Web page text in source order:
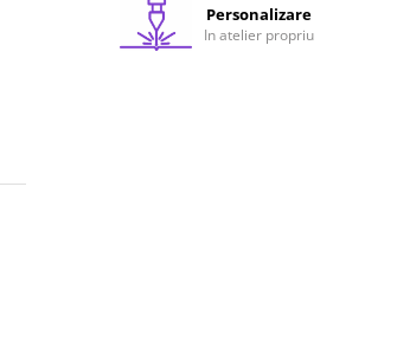
Personalizare
In atelier propriu